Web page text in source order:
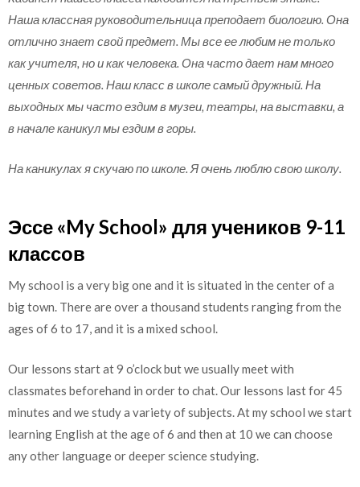
Наша классная руководительница преподает биологию. Она
отлично знает свой предмет. Мы все ее любим не только
как учителя, но и как человека. Она часто дает нам много
ценных советов. Наш класс в школе самый дружный. На
выходных мы часто ездим в музеи, театры, на выставки, а
в начале каникул мы ездим в горы.
На каникулах я скучаю по школе. Я очень люблю свою школу.
Эссе «My School» для учеников 9-11
классов
My school is a very big one and it is situated in the center of a
big town. There are over a thousand students ranging from the
ages of 6 to 17, and it is a mixed school.
Our lessons start at 9 o’clock but we usually meet with
classmates beforehand in order to chat. Our lessons last for 45
minutes and we study a variety of subjects. At my school we start
learning English at the age of 6 and then at 10 we can choose
any other language or deeper science studying.